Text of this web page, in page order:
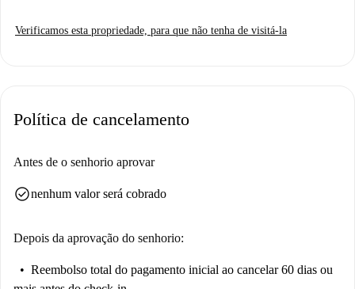
Verificamos esta propriedade, para que não tenha de visitá-la
Política de cancelamento
Antes de o senhorio aprovar
check_circlenenhum valor será cobrado
Depois da aprovação do senhorio:
Reembolso total do pagamento inicial ao cancelar 60 dias ou